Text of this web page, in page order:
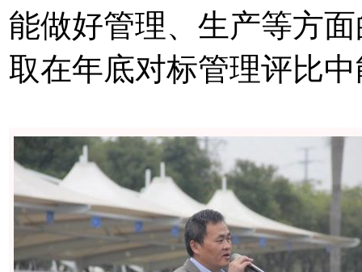
能做好管理、生产等方
取在年底对标管理评比